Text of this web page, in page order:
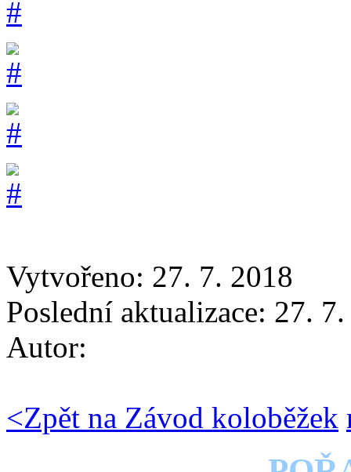
Vytvořeno: 27. 7. 2018
Poslední aktualizace: 27.
Autor:
<Zpět na Závod koloběžek